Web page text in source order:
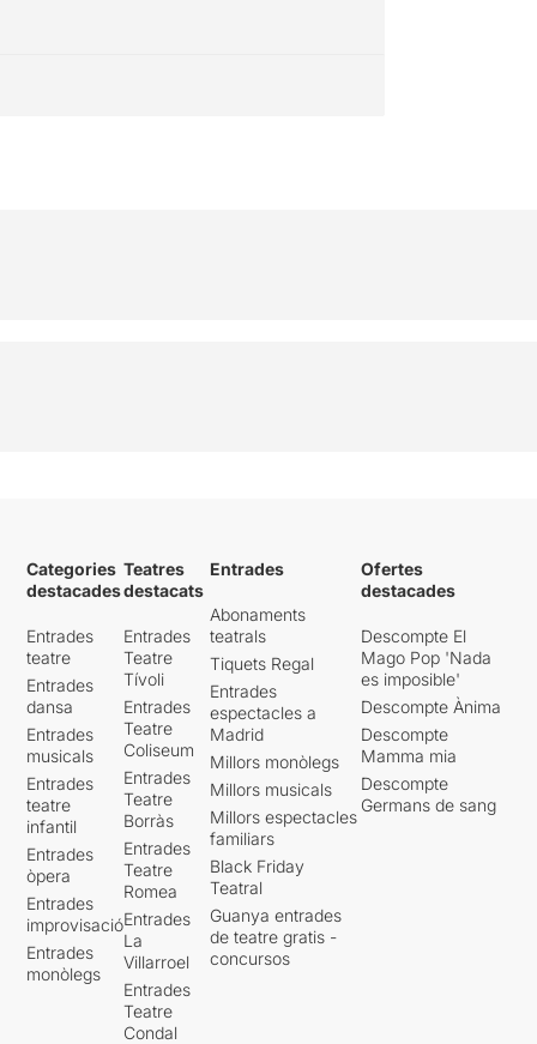
Categories
destacades
Entrades
teatre
Entrades
dansa
Entrades
musicals
Entrades
teatre
infantil
Entrades
òpera
Entrades
improvisació
Entrades
monòlegs
Teatres
destacats
Entrades
Teatre
Tívoli
Entrades
Teatre
Coliseum
Entrades
Teatre
Borràs
Entrades
Teatre
Romea
Entrades
La
Villarroel
Entrades
Teatre
Condal
Entrades
Abonaments
teatrals
Tiquets Regal
Entrades
espectacles a
Madrid
Millors monòlegs
Millors musicals
Millors espectacles
familiars
Black Friday
Teatral
Guanya entrades
de teatre gratis -
concursos
Ofertes
destacades
Descompte El
Mago Pop 'Nada
es imposible'
Descompte Ànima
Descompte
Mamma mia
Descompte
Germans de sang